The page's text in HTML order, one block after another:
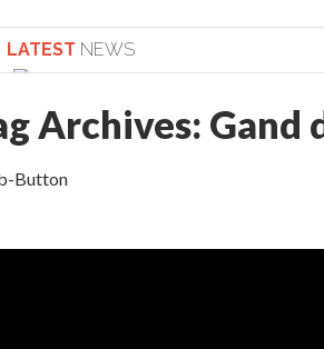
LATEST NEWS
Lepădarea de sine și urmarea lui
Academia Română: 5G poate cauza
Archives: Gand